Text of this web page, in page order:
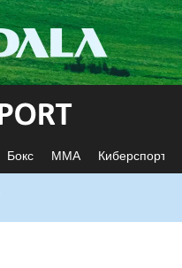
Бокс ММА Киберспорт